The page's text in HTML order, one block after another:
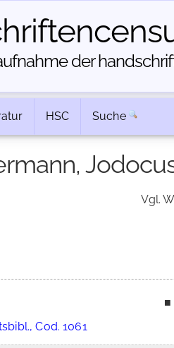
der
HSC Suche
Vgl.
■
Cod. 1061